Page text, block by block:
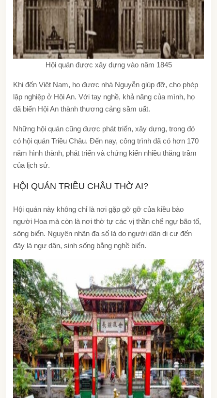
Hội quán được xây dựng vào năm 1845
Khi đến Việt Nam, họ được nhà Nguyễn giúp đỡ, cho phép
lập nghiệp ở Hội An. Với tay nghề, khả năng của mình, họ
đã biến Hội An thành thương cảng sầm uất.
Những hội quán cũng được phát triển, xây dựng, trong đó
có hội quán Triều Châu. Đến nay, công trình đã có hơn 170
năm hình thành, phát triển và chứng kiến nhiều thăng trầm
của lịch sử.
HỘI QUÁN TRIỀU CHÂU THỜ AI?
Hội quán này không chỉ là nơi gặp gỡ gỡ của kiều bào
người Hoa mà còn là nơi thờ tự các vị thần chế ngự bão tố,
sông biển. Nguyên nhân đa số là do người dân di cư đến
đây là ngư dân, sinh sống bằng nghề biển.